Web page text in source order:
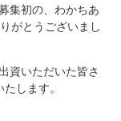
集初の、わかちあ
がとうございまし
資いただいた皆さ
します。